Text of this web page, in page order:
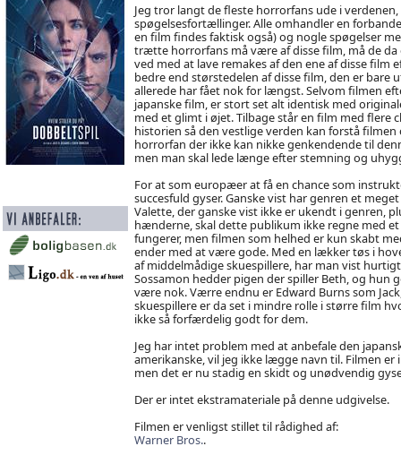
Jeg tror langt de fleste horrorfans ude i
spøgelsesfortællinger. Alle omhandler en
en film findes faktisk også) og nogle spøgelser
trætte horrorfans må være af disse film, må de
ved med at lave remakes af den ene af disse film
bedre end størstedelen af disse film, den er
allerede har fået nok for længst. Selvom filmen
japanske film, er stort set alt identisk med
med et glimt i øjet. Tilbage står en film med
historien så den vestlige verden kan forstå
horrorfan der ikke kan nikke genkendende til
men man skal lede længe efter stemning og
For at som europæer at få en chance som
succesfuld gyser. Ganske vist har genren et
Valette, der ganske vist ikke er ukendt i genren,
hænderne, skal dette publikum ikke regne med
fungerer, men filmen som helhed er kun skabt
ender med at være gode. Med en lækker tøs i
af middelmådige skuespillere, har man vist
Sossamon hedder pigen der spiller Beth, og
være nok. Værre endnu er Edward Burns som
skuespillere er da set i mindre rolle i større film
ikke så forfærdelig godt for dem.
Jeg har intet problem med at anbefale den
amerikanske, vil jeg ikke lægge navn til. Filmen
men det er nu stadig en skidt og unødvendig
Der er intet ekstramateriale på denne udgivelse.
Filmen er venligst stillet til rådighed af:
Warner Bros..